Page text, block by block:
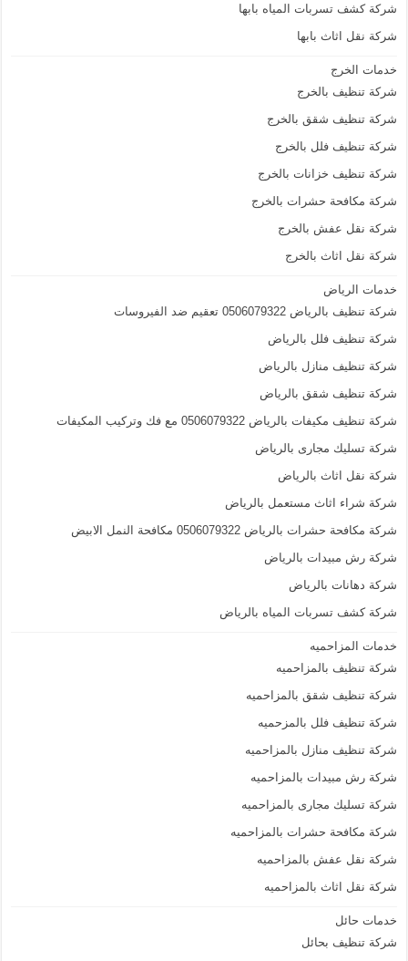
شركة كشف تسربات المياه بابها
شركة نقل اثاث بابها
خدمات الخرج
شركة تنظيف بالخرج
شركة تنظيف شقق بالخرج
شركة تنظيف فلل بالخرج
شركة تنظيف خزانات بالخرج
شركة مكافحة حشرات بالخرج
شركة نقل عفش بالخرج
شركة نقل اثاث بالخرج
خدمات الرياض
شركة تنظيف بالرياض 0506079322 تعقيم ضد الفيروسات
شركة تنظيف فلل بالرياض
شركة تنظيف منازل بالرياض
شركة تنظيف شقق بالرياض
شركة تنظيف مكيفات بالرياض 0506079322 مع فك وتركيب المكيفات
شركة تسليك مجارى بالرياض
شركة نقل اثاث بالرياض
شركة شراء اثاث مستعمل بالرياض
شركة مكافحة حشرات بالرياض 0506079322 مكافحة النمل الابيض
شركة رش مبيدات بالرياض
شركة دهانات بالرياض
شركة كشف تسربات المياه بالرياض
خدمات المزاحميه
شركة تنظيف بالمزاحميه
شركة تنظيف شقق بالمزاحميه
شركة تنظيف فلل بالمزحميه
شركة تنظيف منازل بالمزاحميه
شركة رش مبيدات بالمزاحميه
شركة تسليك مجارى بالمزاحميه
شركة مكافحة حشرات بالمزاحميه
شركة نقل عفش بالمزاحميه
شركة نقل اثاث بالمزاحميه
خدمات حائل
شركة تنظيف بحائل